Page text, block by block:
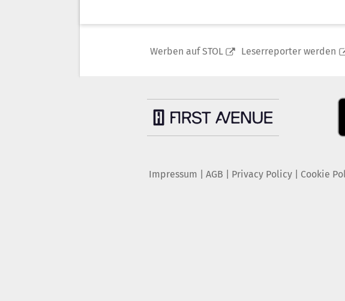
Werben auf STOL Leserreporter werden
Impressum AGB Privacy Policy| Cookie